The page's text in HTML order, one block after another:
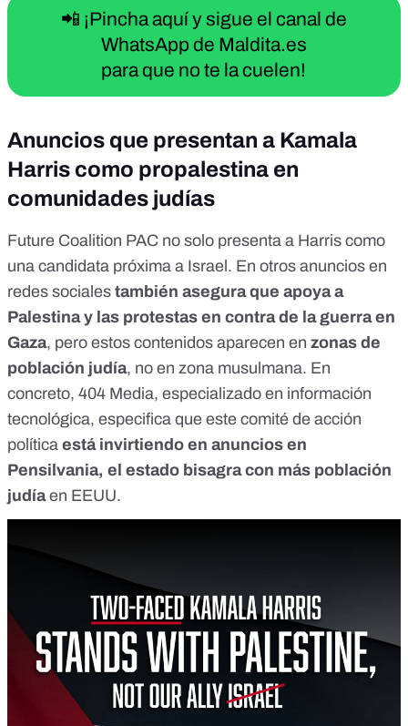
📲 ¡Pincha aquí y sigue el canal de
WhatsApp de Maldita.es
para que no te la cuelen!
Anuncios que presentan a Kamala
Harris como propalestina en
comunidades judías
Future Coalition PAC no solo presenta a Harris como
una candidata próxima a Israel. En otros anuncios en
redes sociales también asegura que apoya a
Palestina y las protestas en contra de la guerra en
Gaza, pero estos contenidos aparecen en zonas de
población judía, no en zona musulmana. En
concreto, 404 Media, especializado en información
tecnológica, especifica que este comité de acción
política está invirtiendo en anuncios en
Pensilvania, el estado bisagra con más población
judíaen EEUU.